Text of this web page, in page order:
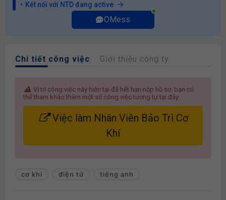
Kết nối với NTD đang active
OMess
Chi tiết công việc Giới thiệu công ty
Vị trí công việc này hiện tại đã hết hạn nộp hồ sơ, bạn có
thể tham khảo thêm một số công việc tương tự tại đây:
Việc làm Nhân Viên Bảo Trì Cơ
Khí
cơ khí điện tử tiếng anh